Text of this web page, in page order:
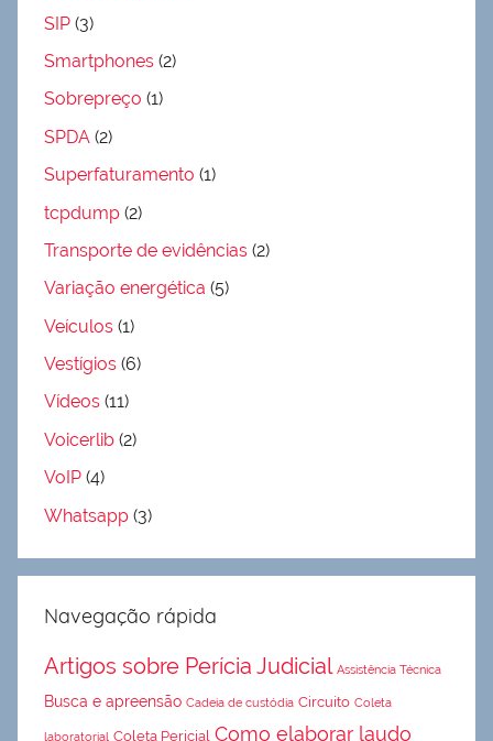
SIP (3)
Smartphones (2)
Sobrepreço (1)
SPDA (2)
Superfaturamento (1)
tcpdump (2)
Transporte de evidências (2)
Variação energética (5)
Veículos (1)
Vestígios (6)
Vídeos (11)
Voicerlib (2)
VoIP (4)
Whatsapp (3)
Navegação rápida
Artigos sobre Perícia Judicial Assistência Técnica
Busca e apreensão Cadeia de custódia Circuito Coleta
laboratorial Coleta Pericial Como elaborar laudo